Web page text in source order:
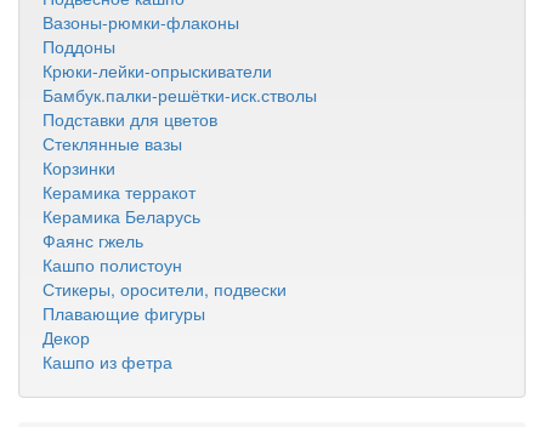
Вазоны-рюмки-флаконы
Поддоны
Крюки-лейки-опрыскиватели
Бамбук.палки-решётки-иск.стволы
Подставки для цветов
Стеклянные вазы
Корзинки
Керамика терракот
Керамика Беларусь
Фаянс гжель
Кашпо полистоун
Стикеры, оросители, подвески
Плавающие фигуры
Декор
Кашпо из фетра